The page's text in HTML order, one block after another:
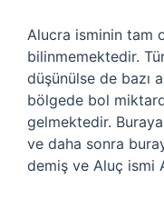
Alucra isminin tam
bilinmemektedir.
düşünülse de bazı
bölgede bol
gelmektedir.
ve daha sonra
demiş ve Aluç ismi